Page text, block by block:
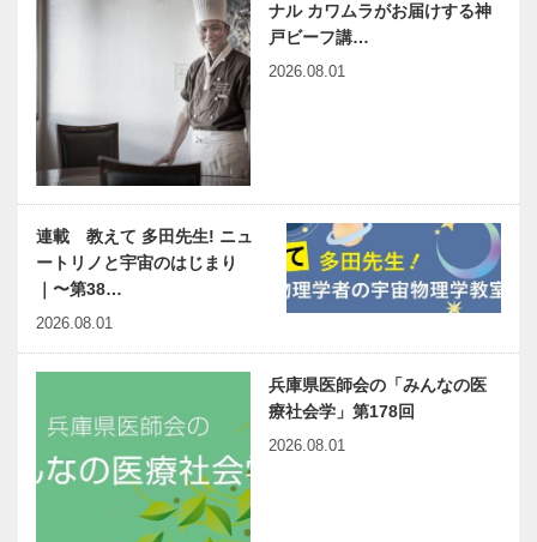
ナル カワムラがお届けする神
戸ビーフ講…
2026.08.01
連載 教えて 多田先生! ニュ
ートリノと宇宙のはじまり
｜〜第38…
2026.08.01
兵庫県医師会の「みんなの医
療社会学」第178回
2026.08.01